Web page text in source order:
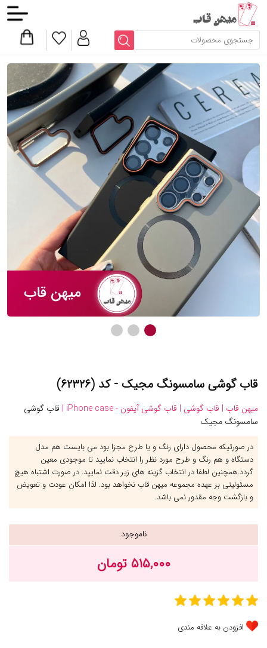
قاب گوشی سامسونگ مجیک - کد (۶۲۳۲۶)
میهن قاب | قاب گوشی | قاب گوشی آیفون - iPhone case |
قاب گوشی
سامسونگ مجیک
در صورتیکه محصول دارای رنگ و یا طرح مجزا بود می بایست هم مدل
دستگاه و هم رنگ و طرح مورد نظر را انتخاب نمایید تا موجودی معین
گردد.همچنین لطفا در انتخاب گزینه های زیر دقت نمایید. در صورت اشتباه هیچ
مسئولیتی بر عهده مجموعه میهن قاب نخواهد بود. لذا امکان عودت و تعویض
و بازگشت وجه مقدور نمی باشد.
ناموجود
۵۱۵,۰۰۰ تومان
افزودن به علاقه مندی